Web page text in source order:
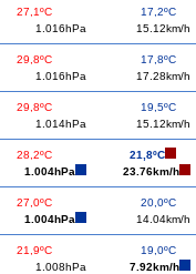
27,1ºC
17,2ºC
1.016hPa 15.12km/h
29,8ºC
17,8ºC
1.016hPa 17.28km/h
29,8ºC
19,5ºC
1.014hPa 15.12km/h
28,2ºC
21,8ºC
1.004hPa 23.76km/h
27,0ºC
20,0ºC
1.004hPa 14.04km/h
21,9ºC
19,0ºC
1.008hPa 7.92km/h